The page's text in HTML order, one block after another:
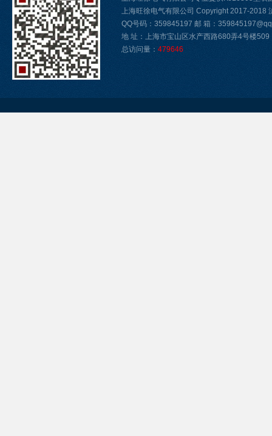
上海旺徐电气有限公司 Copyright 2017-2018
QQ号码：359845197 邮 箱：
地 址：上海市宝山区水产西路680弄4号楼509
总访问量： 479646